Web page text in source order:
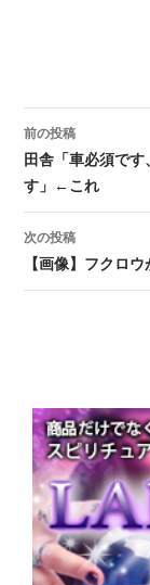
投稿ナビ
前の投稿
田舎「車必須で
す」←これ
次の投稿
【画像】フクロ